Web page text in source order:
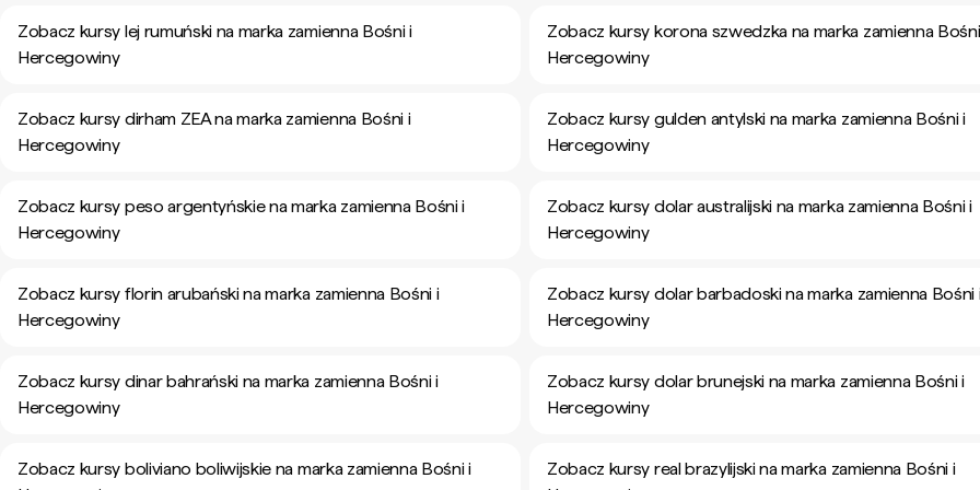
Zobacz kursy lej rumuński na marka zamienna Bośni i
Hercegowiny
Zobacz kursy korona szwedzka na marka zamienna
Hercegowiny
Zobacz kursy dirham ZEA na marka zamienna Bośni i
Hercegowiny
Zobacz kursy gulden antylski na marka zamienna Bośni i
Hercegowiny
Zobacz kursy peso argentyńskie na marka zamienna Bośni i
Hercegowiny
Zobacz kursy dolar australijski na marka zamienna Bośni i
Hercegowiny
Zobacz kursy florin arubański na marka zamienna Bośni i
Hercegowiny
Zobacz kursy dolar barbadoski na marka zamienna Bośni
Hercegowiny
Zobacz kursy dinar bahrański na marka zamienna Bośni i
Hercegowiny
Zobacz kursy dolar brunejski na marka zamienna Bośni i
Hercegowiny
Zobacz kursy boliviano boliwijskie na marka zamienna Bośni i
Zobacz kursy real brazylijski na marka zamienna Bośni i